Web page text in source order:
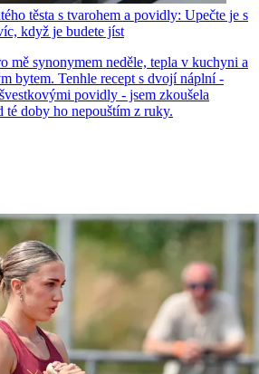
těsta s tvarohem a povidly: Upečte je s
když je budete jíst
mě synonymem neděle, tepla v kuchyni a
bytem. Tenhle recept s dvojí náplní -
povidly - jsem zkoušela
té doby ho nepouštím z ruky.